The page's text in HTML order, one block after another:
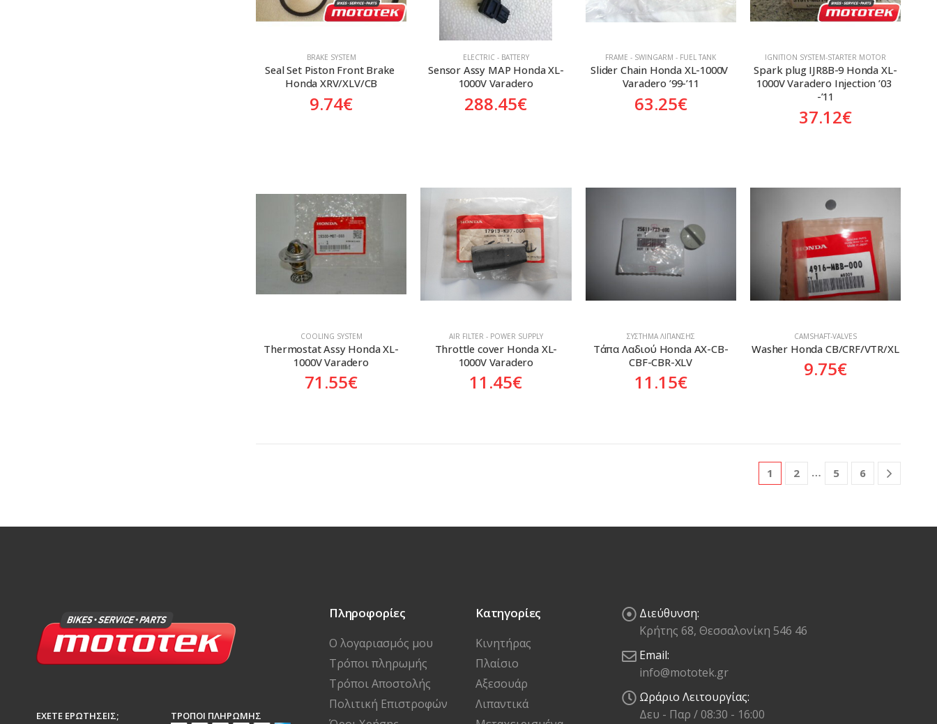
BRAKE SYSTEM
Seal Set Piston Front Brake
Honda XRV/XLV/CB
9.74€
ELECTRIC - BATTERY
Sensor Assy MAP Honda XL-
1000V Varadero
288.45€
FRAME - SWINGARM - FUEL TANK
Slider Chain Honda XL-1000V
Varadero ’99-’11
63.25€
ΙGNITION SYSTEM-STARTER MOTOR
Spark plug IJR8B-9 Honda XL-
1000V Varadero Injection ’03
-’11
37.12€
COOLING SYSTEM
Thermostat Assy Honda XL-
1000V Varadero
71.55€
AIR FILTER - POWER SUPPLY
Throttle cover Honda XL-
1000V Varadero
11.45€
ΣΎΣΤΗΜΑ ΛΊΠΑΝΣΗΣ
Tάπα Λαδιού Honda AX-CB-
CBF-CBR-XLV
11.15€
CAMSHAFT-VALVES
Washer Honda CB/CRF/VTR/XL
9.75€
1 2 … 5 6
ΈΧΕΤΕ ΕΡΩΤΉΣΕΙΣ; ΤΡΌΠΟΙ ΠΛΗΡΩΜΉΣ
Πληροφορίες
Ο λογαριασμός μου
Τρόποι πληρωμής
Τρόποι Αποστολής
Πολιτική Επιστροφών
Κατηγορίες
Κινητήρας
Πλαίσιο
Αξεσουάρ
Λιπαντικά
Διεύθυνση:
Κρήτης 68, Θεσσαλονίκη 546 46
Email:
info@mototek.gr
Ωράριο Λειτουργίας:
Δευ - Παρ / 08:30 - 16:00